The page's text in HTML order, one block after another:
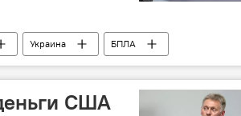
Украина
БПЛА
Националисты
США